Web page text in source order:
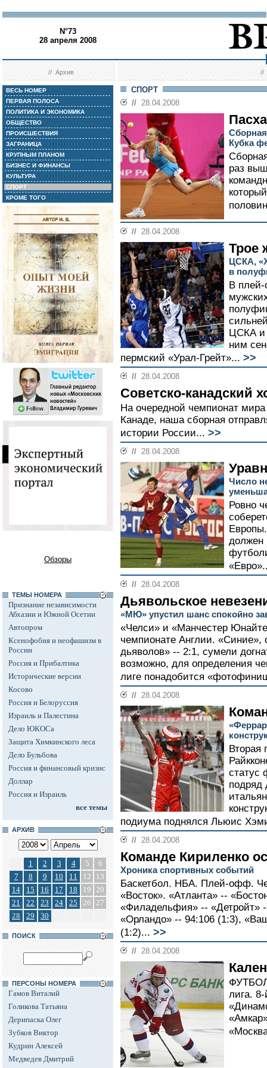
N°73
28 апреля 2008
//Архив //
ВЕСЬ НОМЕР
ПЕРВАЯ ПОЛОСА
ПОЛИТИКА И ЭКОНОМИКА
ОБЩЕСТВО
ПРОИСШЕСТВИЯ
ЗАГРАНИЦА
КРУПНЫМ ПЛАНОМ
БИЗНЕС И ФИНАНСЫ
КУЛЬТУРА
СПОРТ
КРОМЕ ТОГО
Обзоры
ТЕМЫ НОМЕРА
Признание независимости
Абхазии и Южной Осетии
Автопром
Ксенофобия и неофашизм в
России
Россия и Прибалтика
Исторические версии
Косово
Россия и Белоруссия
Израиль и Палестина
Дело ЮКОСа
Защита Химкинского леса
Дело Бульбова
Россия и финансовый кризис
Доллар
Россия и Израиль
все темы
АРХИВ
1 2 3 4 5
6
7
8 9 10 11 12
13
14
15 16 17 18 19 20
21
22 23 24 25 26 27
28
29 30
ПОИСК
ПЕРСОНЫ НОМЕРА
Гамов Виталий
Голикова Татьяна
Дерипаска Олег
Зубков Виктор
Кудрин Алексей
Медведев Дмитрий
СПОРТ
// 28.04.2008
Кубка
раз
// 28.04.2008
Трое
ЦСКА,
в
В
ЦСКА и
ним
пермский «Урал-Грейт»... >>
// 28.04.2008
Советско-канадский
На очередной чемпионат
Канаде, наша сборная
истории России... >>
// 28.04.2008
Число
Ровно
должен
// 28.04.2008
Дьявольское
«МЮ» упустил шанс спокойно
«Челси» и «Манчестер
чемпионате Англии. «Синие»,
дьяволов» -- 2:1, сумели
возможно, для определения
лиге понадобится
// 28.04.2008
Вторая
статус
подряд
подиума поднялся Льюис
// 28.04.2008
Команде Кириленко
Хроника спортивных событий
Баскетбол. НБА. Плей-офф.
«Восток». «Атланта» --
«Филадельфия» -- «Детройт»
«Орландо» -- 94:106 (1:3),
(1:2)... >>
// 28.04.2008
лига.